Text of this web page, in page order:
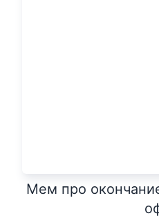
Мем про